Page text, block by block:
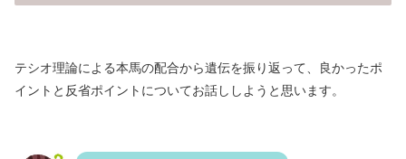
テシオ理論による本馬の配合から遺伝を振り返って、良かったポ
イントと反省ポイントについてお話ししようと思います。